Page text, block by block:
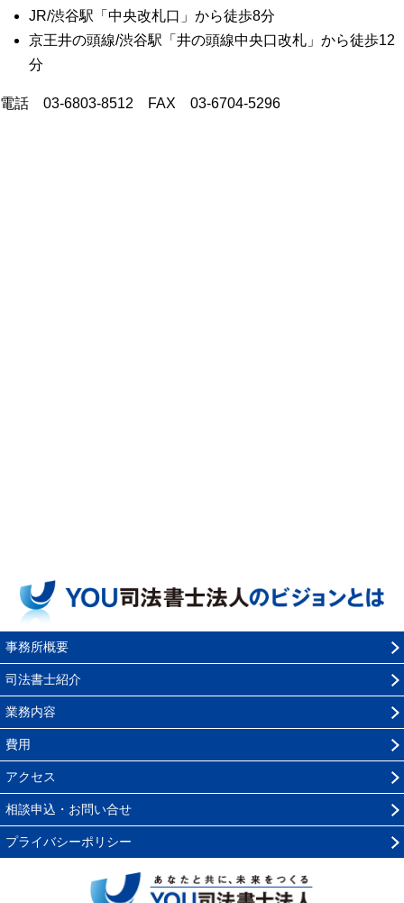
JR/渋谷駅「中央改札口」から徒歩8分
京王井の頭線/渋谷駅「井の頭線中央口改札」から徒歩12
分
電話 03-6803-8512 FAX 03-6704-5296
事務所概要
司法書士紹介
業務内容
費用
アクセス
相談申込・お問い合せ
プライバシーポリシー